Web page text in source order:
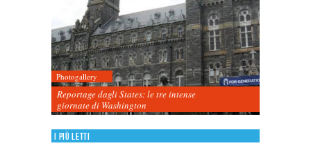
Photogallery
Reportage dagli States: le tre intense
giornate di Washington
I più letti